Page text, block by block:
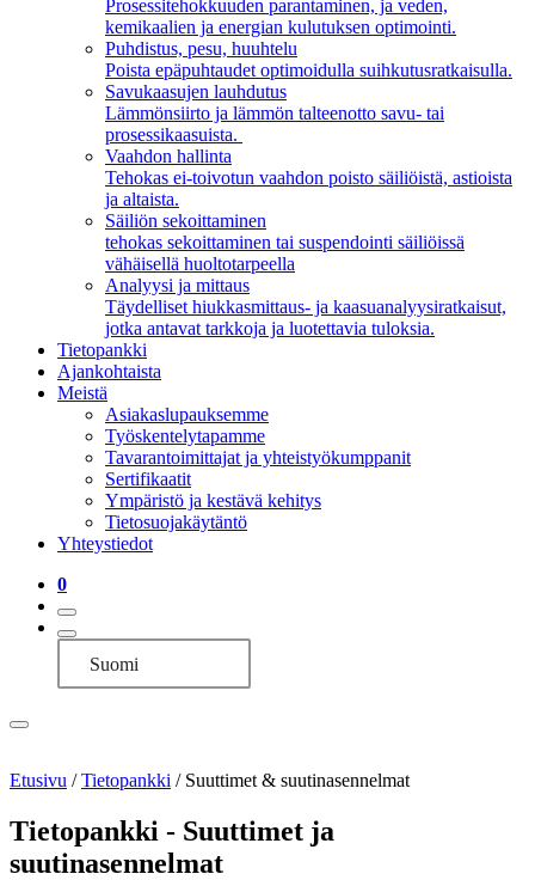
Prosessitehokkuuden parantaminen, ja veden,
kemikaalien ja energian kulutuksen optimointi.
Puhdistus, pesu, huuhtelu
Poista epäpuhtaudet optimoidulla suihkutusratkaisulla.
Savukaasujen lauhdutus
Lämmönsiirto ja lämmön talteenotto savu- tai
prosessikaasuista.
Vaahdon hallinta
Tehokas ei-toivotun vaahdon poisto säiliöistä, astioista
ja altaista.
Säiliön sekoittaminen
tehokas sekoittaminen tai suspendointi säiliöissä
vähäisellä huoltotarpeella
Analyysi ja mittaus
Täydelliset hiukkasmittaus- ja kaasuanalyysiratkaisut,
jotka antavat tarkkoja ja luotettavia tuloksia.
Tietopankki
Ajankohtaista
Meistä
Asiakaslupauksemme
Työskentelytapamme
Tavarantoimittajat ja yhteistyökumppanit
Sertifikaatit
Ympäristö ja kestävä kehitys
Tietosuojakäytäntö
Yhteystiedot
0
Suomi
Etusivu /Tietopankki / Suuttimet & suutinasennelmat
Tietopankki - Suuttimet ja
suutinasennelmat